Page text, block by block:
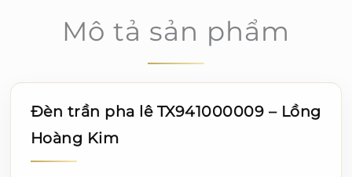
Mô tả sản phẩm
Đèn trần pha lê TX941000009 – Lồng
Hoàng Kim